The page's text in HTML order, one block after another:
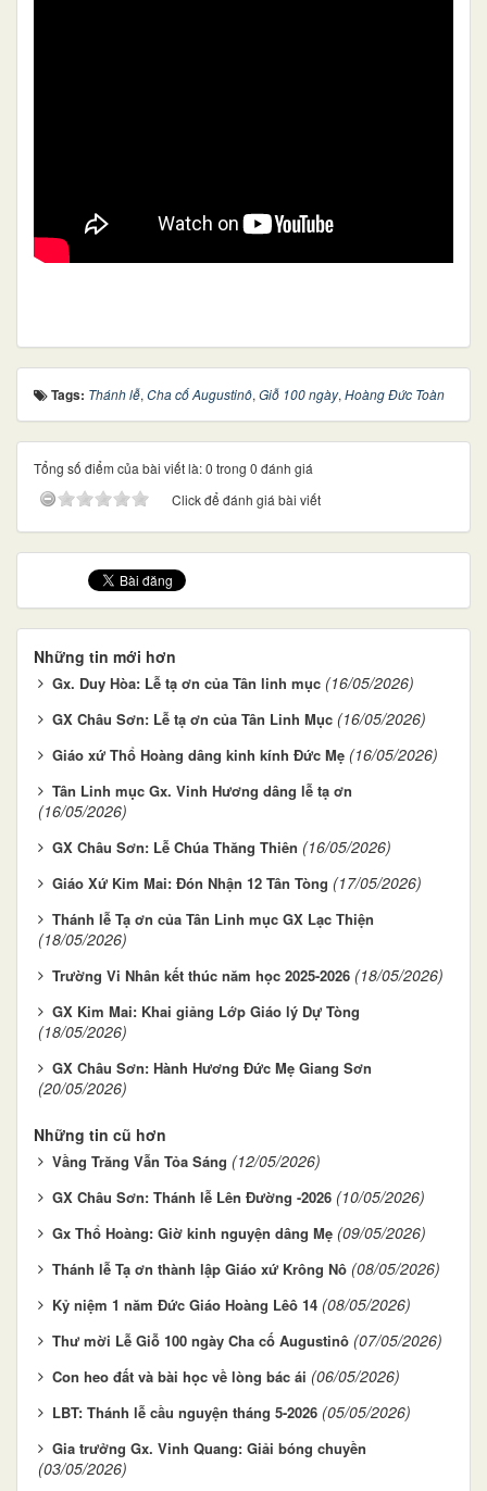
Tags: Thánh lễ, Cha cố Augustinô, Giỗ 100 ngày, Hoàng Đức Toàn
Tổng số điểm của bài viết là: 0 trong 0 đánh giá
Click để đánh giá bài viết
Những tin mới hơn
Gx. Duy Hòa: Lễ tạ ơn của Tân linh mục (16/05/2026)
GX Châu Sơn: Lễ tạ ơn của Tân Linh Mục (16/05/2026)
Giáo xứ Thổ Hoàng dâng kinh kính Đức Mẹ (16/05/2026)
Tân Linh mục Gx. Vinh Hương dâng lễ tạ ơn
(16/05/2026)
GX Châu Sơn: Lễ Chúa Thăng Thiên (16/05/2026)
Giáo Xứ Kim Mai: Đón Nhận 12 Tân Tòng (17/05/2026)
Thánh lễ Tạ ơn của Tân Linh mục GX Lạc Thiện
(18/05/2026)
Trường Vi Nhân kết thúc năm học 2025-2026 (18/05/2026)
GX Kim Mai: Khai giảng Lớp Giáo lý Dự Tòng
(18/05/2026)
GX Châu Sơn: Hành Hương Đức Mẹ Giang Sơn
(20/05/2026)
Những tin cũ hơn
Vầng Trăng Vẫn Tỏa Sáng (12/05/2026)
GX Châu Sơn: Thánh lễ Lên Đường -2026 (10/05/2026)
Gx Thổ Hoàng: Giờ kinh nguyện dâng Mẹ (09/05/2026)
Thánh lễ Tạ ơn thành lập Giáo xứ Krông Nô (08/05/2026)
Kỷ niệm 1 năm Đức Giáo Hoàng Lêô 14 (08/05/2026)
Thư mời Lễ Giỗ 100 ngày Cha cố Augustinô (07/05/2026)
Con heo đất và bài học về lòng bác ái (06/05/2026)
LBT: Thánh lễ cầu nguyện tháng 5-2026 (05/05/2026)
Gia trưởng Gx. Vinh Quang: Giải bóng chuyền
(03/05/2026)